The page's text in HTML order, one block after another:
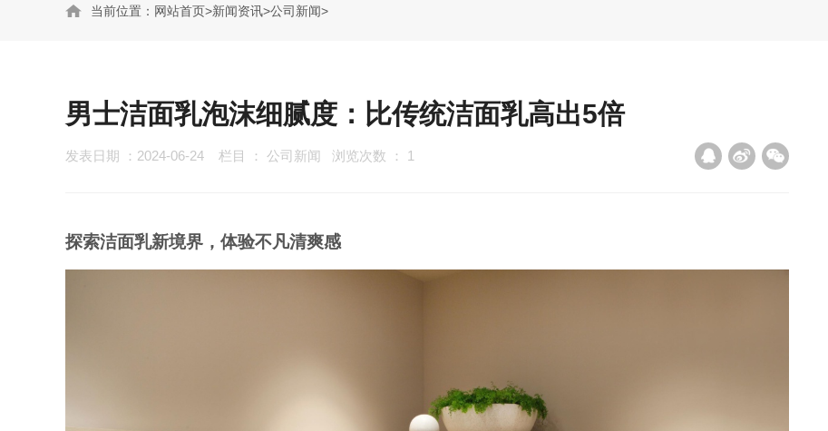
当前位置： 网站首页>新闻资讯>公司新闻>
男士洁面乳泡沫细腻度：比传统洁面乳高出5倍
发表日期 ：2024-06-24 栏目 ： 公司新闻 浏览次数 ： 1
探索洁面乳新境界，体验不凡清爽感